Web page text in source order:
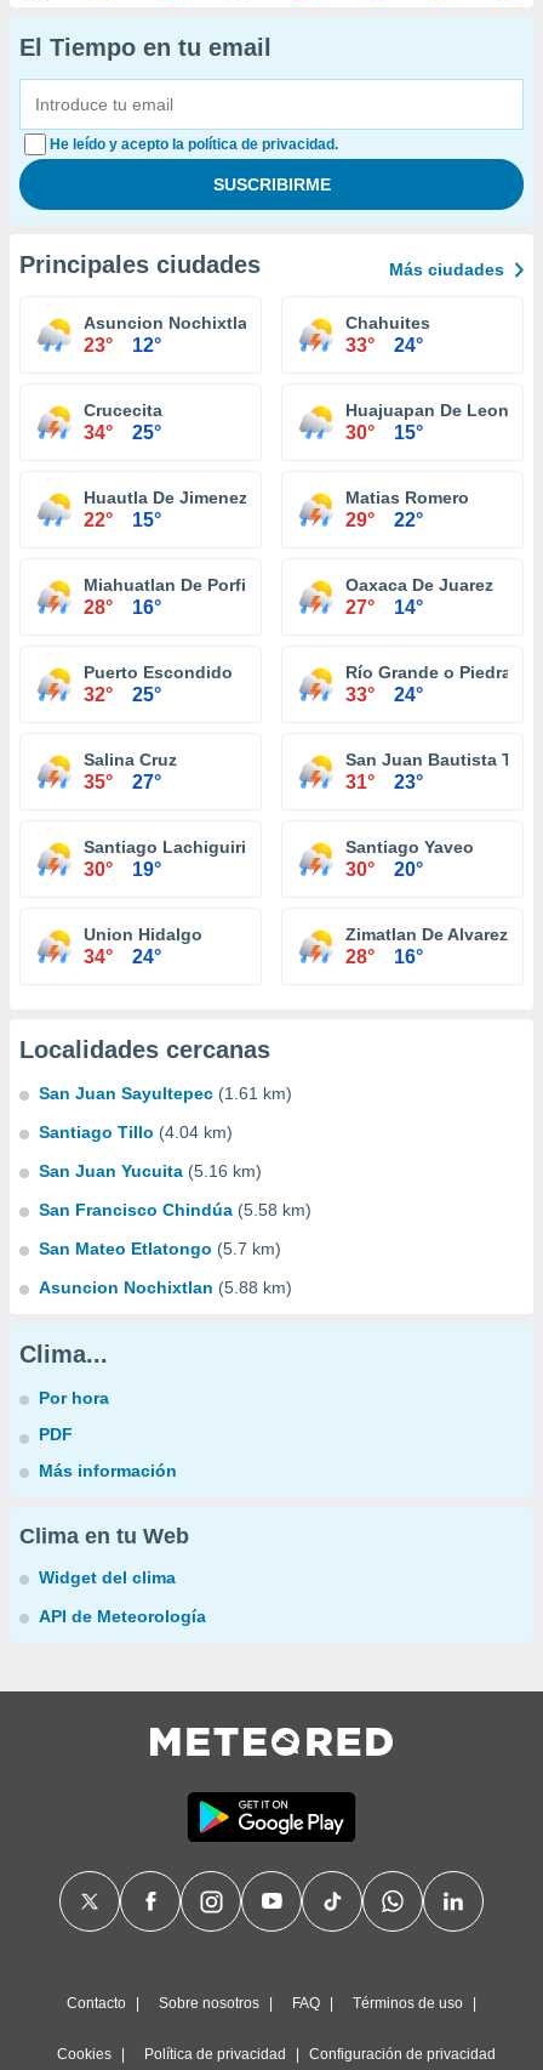
El Tiempo en tu email
He leído y acepto la política de privacidad.
Principales ciudades Más ciudades
Asuncion Nochixtlan
23° 12°
Chahuites
33° 24°
Crucecita
34° 25°
Huajuapan De Leon
30° 15°
Huautla De Jimenez
22° 15°
Matias Romero
29° 22°
Miahuatlan De Porfirio Diaz
28° 16°
Oaxaca De Juarez
27° 14°
Puerto Escondido
32° 25°
Río Grande o Piedra
33° 24°
Salina Cruz
35° 27°
San Juan Bautista
31° 23°
Santiago Lachiguiri
30° 19°
Santiago Yaveo
30° 20°
Union Hidalgo
34° 24°
Zimatlan De Alvarez
28° 16°
Localidades cercanas
San Juan Sayultepec (1.61 km)
Santiago Tillo (4.04 km)
San Juan Yucuita (5.16 km)
San Francisco Chindúa (5.58 km)
San Mateo Etlatongo (5.7 km)
Asuncion Nochixtlan (5.88 km)
Clima...
Por hora
PDF
Más información
Clima en tu Web
Widget del clima
API de Meteorología
Contacto Sobre nosotros FAQ Términos de uso
Cookies Política de privacidad Configuración de privacidad